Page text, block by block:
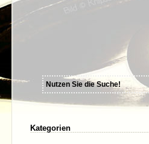
Kategorien